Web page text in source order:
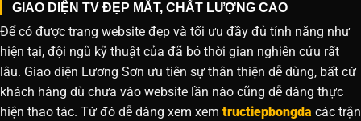
GIAO DIỆN TV ĐẸP MẮT, CHẤT LƯỢNG CAO
Để có được trang website đẹp và tối ưu đầy đủ tính năng như
hiện tại, đội ngũ kỹ thuật của đã bỏ thời gian nghiên cứu rất
lâu. Giao diện Lương Sơn ưu tiên sự thân thiện dễ dùng, bất cứ
khách hàng dù chưa vào website lần nào cũng dễ dàng thực
hiện thao tác. Từ đó dễ dàng xem xem tructiepbongda các trận